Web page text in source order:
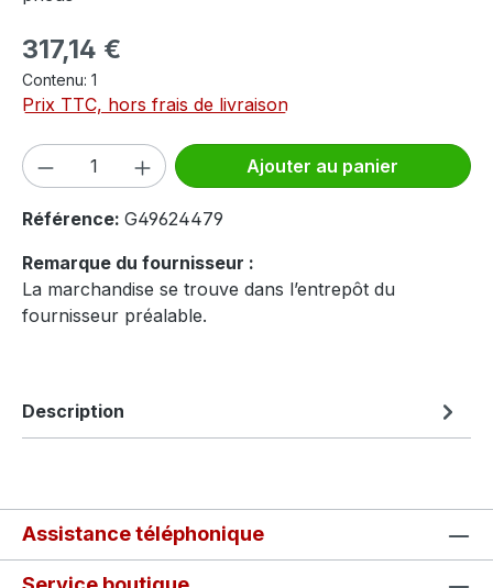
Prix régulier :
317,14 €
Contenu: 1
Prix TTC, hors frais de livraison
Quantité de produit : Entrez la
Ajouter au panier
Référence: G49624479
Remarque du fournisseur :
La marchandise se trouve dans l’entrepôt du
fournisseur préalable.
Description
Assistance téléphonique